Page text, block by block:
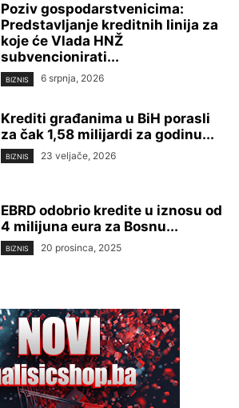
Poziv gospodarstvenicima:
Predstavljanje kreditnih linija za
koje će Vlada HNŽ
subvencionirati...
BIZNIS 6 srpnja, 2026
Krediti građanima u BiH porasli
za čak 1,58 milijardi za godinu...
BIZNIS 23 veljače, 2026
EBRD odobrio kredite u iznosu od
4 milijuna eura za Bosnu...
BIZNIS 20 prosinca, 2025